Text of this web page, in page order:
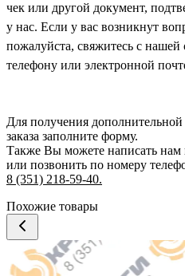
чек или другой документ,
у нас. Если у вас возникнут
пожалуйста, свяжитесь с
телефону или электронной
Для получения
заказа заполните форму.
Также Вы можете написать нам
или позвонить по номеру
8 (351) 218-59-40.
Похожие товары